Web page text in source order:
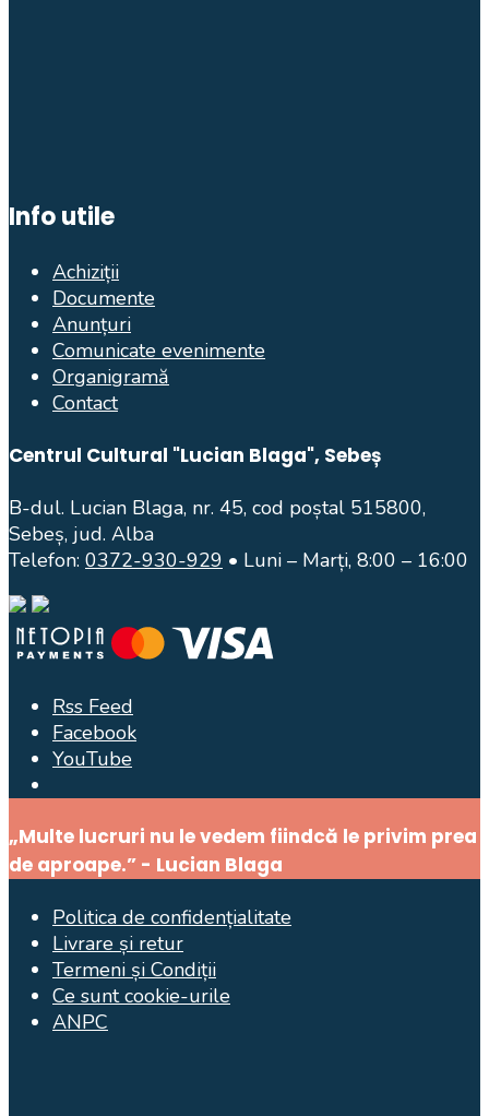
Info utile
Achiziții
Documente
Anunțuri
Comunicate evenimente
Organigramă
Contact
Centrul Cultural "Lucian Blaga", Sebeș
B-dul. Lucian Blaga, nr. 45, cod poștal 515800,
Sebeș, jud. Alba
Telefon: 0372-930-929 • Luni – Marți, 8:00 – 16:00
Rss Feed
Facebook
YouTube
Window
„Multe lucruri nu le vedem fiindcă le privim prea
de aproape.” - Lucian Blaga
Politica de confidențialitate
Livrare și retur
Termeni și Condiții
Ce sunt cookie-urile
ANPC